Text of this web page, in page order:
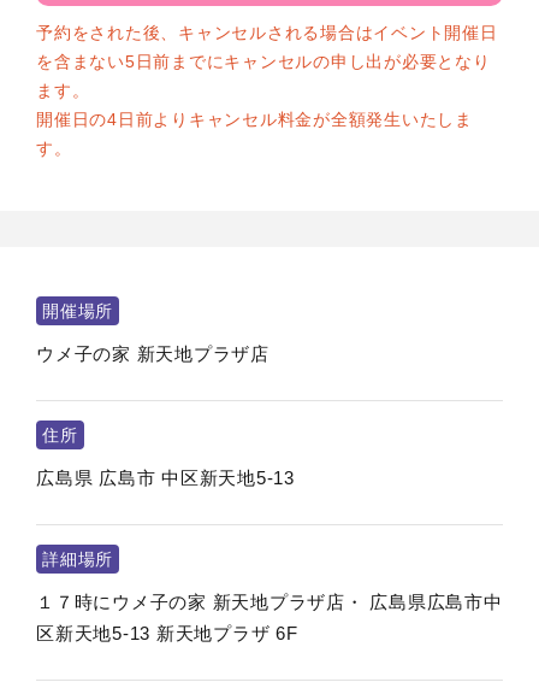
予約をされた後、キャンセルされる場合はイベント開催日
を含まない5日前までにキャンセルの申し出が必要となり
ます。
開催日の4日前よりキャンセル料金が全額発生いたしま
す。
開催場所
ウメ子の家 新天地プラザ店
住所
広島県 広島市 中区新天地5-13
詳細場所
１７時にウメ子の家 新天地プラザ店・ 広島県広島市中
区新天地5-13 新天地プラザ 6F